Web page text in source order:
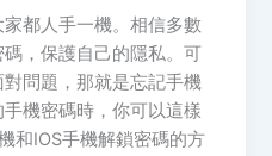
都人手一機。相信多數
，保護自己的隱私。可
問題，那就是忘記手機
機密碼時，你可以這樣
和IOS手機解鎖密碼的方